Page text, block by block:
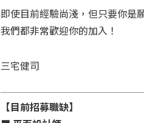
即使目前經驗尚淺，但只要你是
我們都非常歡迎你的加入！
三宅健司
【目前招募職缺】